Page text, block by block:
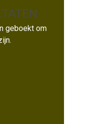
geboekt om